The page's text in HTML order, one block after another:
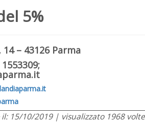
5%
– 43126 Parma
15/10/2019 | visualizzato 1968 volte